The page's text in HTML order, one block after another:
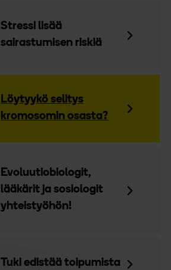
Stressi lisää
sairastumisen riskiä
Löytyykö selitys
kromosomin osasta?
Evoluutiobiologit,
lääkärit ja sosiologit
yhteistyöhön!
Tuki edistää toipumista